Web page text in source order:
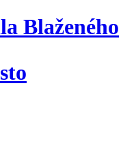
Blaženého